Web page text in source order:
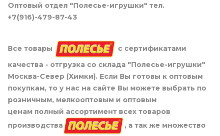
Оптовый отдел "Полесье-игрушки" тел.
+7(916)-479-87-43
Все товары
с сертификатами
качества - отгрузка со склада "Полесье-игрушки"
Москва-Север (Химки). Если Вы готовы к оптовым
покупкам, то у нас на сайте Вы можете выбрать по
розничным, мелкооптовым и оптовым
ценам полный ассортимент всех товаров
производства
, а так же множество